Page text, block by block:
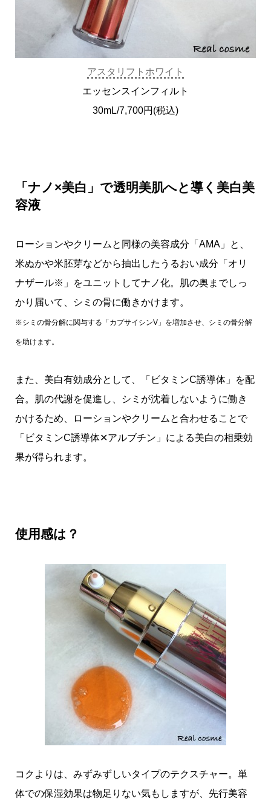
アスタリフトホワイト
エッセンスインフィルト
30mL/7,700円(税込)
「ナノ×美白」で透明美肌へと導く美白美
容液
ローションやクリームと同様の美容成分「AMA」と、
米ぬかや米胚芽などから抽出したうるおい成分「オリ
ナザール※」をユニットしてナノ化。肌の奥までしっ
かり届いて、シミの骨に働きかけます。
※シミの骨分解に関与する「カプサイシンV」を増加させ、シミの骨分解
を助けます。
また、美白有効成分として、「ビタミンC誘導体」を配
合。肌の代謝を促進し、シミが沈着しないように働き
かけるため、ローションやクリームと合わせることで
「ビタミンC誘導体✕アルブチン」による美白の相乗効
果が得られます。
使用感は？
コクよりは、みずみずしいタイプのテクスチャー。単
体での保湿効果は物足りない気もしますが、先行美容